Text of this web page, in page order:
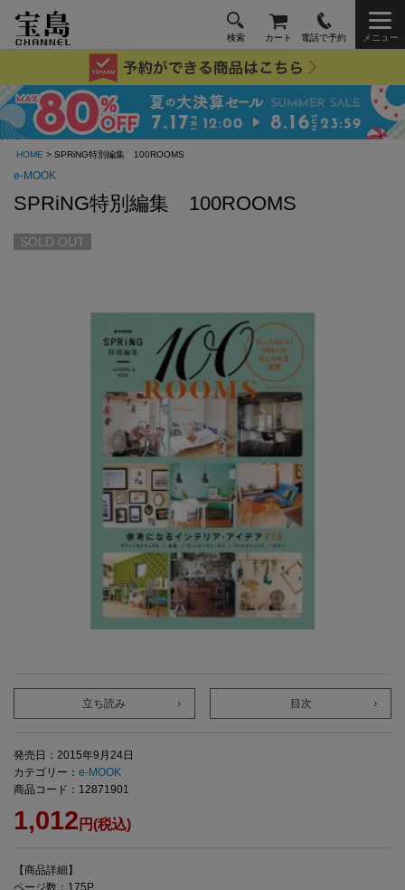
検索 カート 電話で予約 メニュー
HOME > SPRiNG特別編集 100ROOMS
e-MOOK
SPRiNG特別編集 100ROOMS
SOLD OUT
立ち読み 目次
発売日：2015年9月24日
カテゴリー： e-MOOK
商品コード：12871901
1,012 円(税込)
【商品詳細】
ページ数：175P